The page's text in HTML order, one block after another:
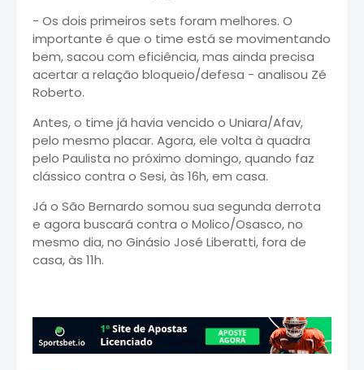
- Os dois primeiros sets foram melhores. O
importante é que o time está se movimentando
bem, sacou com eficiência, mas ainda precisa
acertar a relação bloqueio/defesa - analisou Zé
Roberto.
Antes, o time já havia vencido o Uniara/Afav,
pelo mesmo placar. Agora, ele volta à quadra
pelo Paulista no próximo domingo, quando faz
clássico contra o Sesi, às 16h, em casa.
Já o São Bernardo somou sua segunda derrota
e agora buscará contra o Molico/Osasco, no
mesmo dia, no Ginásio José Liberatti, fora de
casa, às 11h.